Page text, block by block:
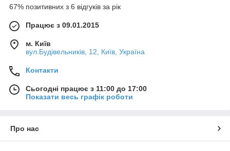
67% позитивних з 6 відгуків за рік
Працює з 09.01.2015
м. Київ
вул.Будівельників, 12, Київ, Україна
Контакти
Сьогодні працює з 11:00 до 17:00
Показати весь графік роботи
Про нас